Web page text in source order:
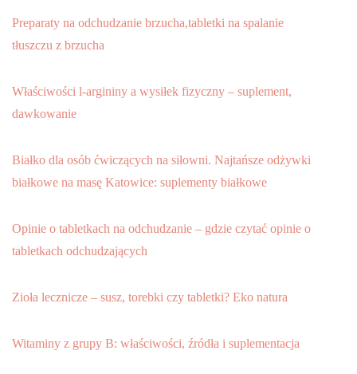
Preparaty na odchudzanie brzucha,tabletki na spalanie
tłuszczu z brzucha
Właściwości l-argininy a wysiłek fizyczny – suplement,
dawkowanie
Białko dla osób ćwiczących na siłowni. Najtańsze odżywki
białkowe na masę Katowice: suplementy białkowe
Opinie o tabletkach na odchudzanie – gdzie czytać opinie o
tabletkach odchudzających
Zioła lecznicze – susz, torebki czy tabletki? Eko natura
Witaminy z grupy B: właściwości, źródła i suplementacja